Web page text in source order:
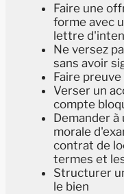
Faire une
forme avec
lettre
Ne versez
sans avoir
Faire
Verser un
compte
Demander à
morale
contrat de
termes et
Structurer
le bien